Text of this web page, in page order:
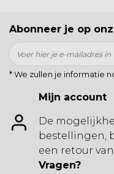
Abonneer je op
* We zullen je informatie
Mijn account
De
bestellingen,
een retour
Vragen?